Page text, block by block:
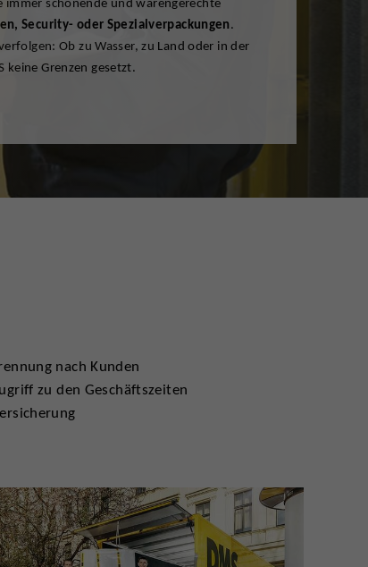
Security- oder Spezialverpackungen.
Ob zu Wasser, zu Land oder in der
keine Grenzen gesetzt.
nach Kunden
zu den Geschäftszeiten